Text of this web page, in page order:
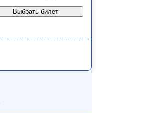
Выбрать билет